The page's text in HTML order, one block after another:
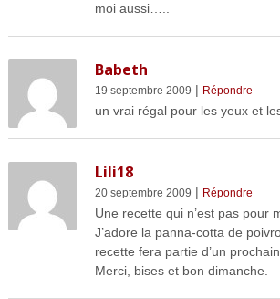
moi aussi…..
Babeth
19 septembre 2009 | Répondre
un vrai régal pour les yeux et
Lili18
20 septembre 2009 | Répondre
Une recette qui n’est pas pour
J’adore la panna-cotta de
recette fera partie d’un
Merci, bises et bon dimanche.